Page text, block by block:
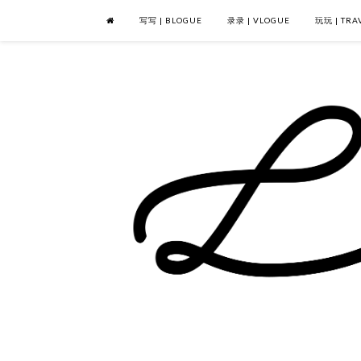
写写 | BLOGUE 录录 | VLOGUE 玩玩 |